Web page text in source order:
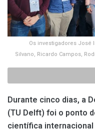
Os investigadores José
Silvano, Ricardo Campos,
Durante cinco dias, a
(TU Delft) foi o ponto
científica